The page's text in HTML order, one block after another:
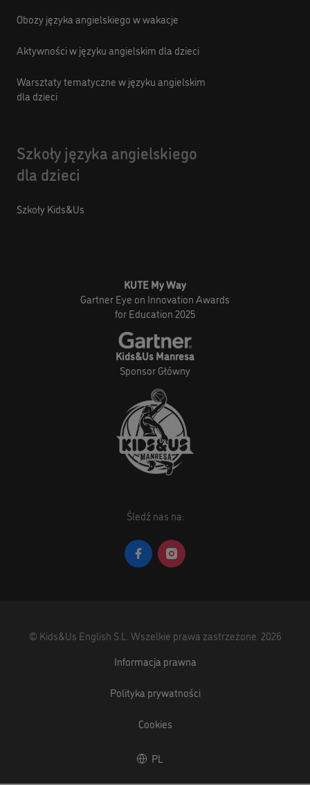
Obozy języka angielskiego w wakacje
Aktywności w języku angielskim dla dzieci
Warsztaty tematyczne w języku angielskim
dla dzieci
Szkoły języka angielskiego
dla dzieci
Szkoły Kids&Us
KUTE My Way
Gartner Eye on Innovation Awards
for Education 2025
Kids&Us Manresa
Sponsor Główny
Śledź nas na:
PL
© Kids&Us English S.L.Wszelkie prawa zastrzeżone. 2026
Informacja prawna
Polityka prywatności
Cookies